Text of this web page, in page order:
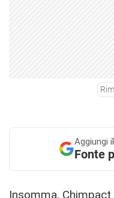
Aggiungi
Fonte
Insomma,